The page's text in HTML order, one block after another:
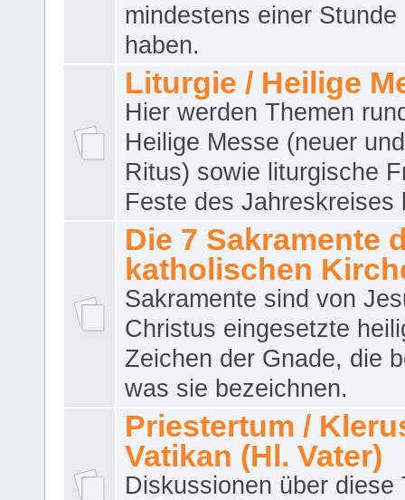
mindestens einer Stunde
haben.
Liturgie / Heilige
Hier werden Themen
Heilige Messe (neuer
Ritus) sowie liturgische
Feste des Jahreskreises
Die 7 Sakramente
katholischen
Sakramente sind von
Christus eingesetzte
Zeichen der Gnade, die
was sie bezeichnen.
Priestertum /
Vatikan (Hl. Vater)
Diskussionen über diese